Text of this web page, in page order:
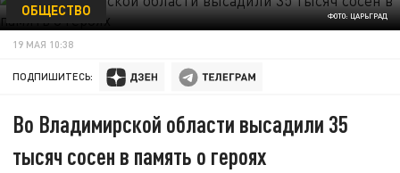
ФОТО: ЦАРЬГРАД
ОБЩЕСТВО
19 МАЯ 10:38
ПОДПИШИТЕСЬ:
Во Владимирской области высадили 35
тысяч сосен в память о героях